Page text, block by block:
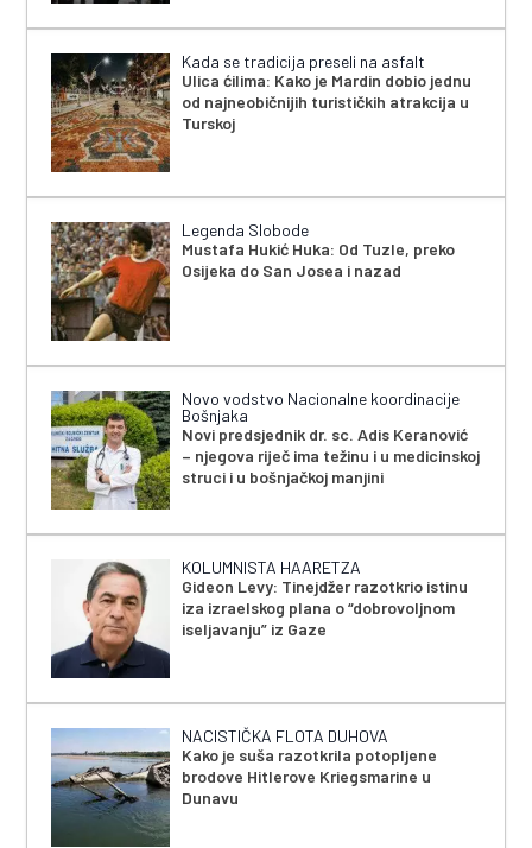
Kada se tradicija preseli na asfalt
Ulica ćilima: Kako je Mardin dobio jednu
od najneobičnijih turističkih atrakcija u
Turskoj
Legenda Slobode
Mustafa Hukić Huka: Od Tuzle, preko
Osijeka do San Josea i nazad
Novo vodstvo Nacionalne koordinacije
Bošnjaka
Novi predsjednik dr. sc. Adis Keranović
– njegova riječ ima težinu i u medicinskoj
struci i u bošnjačkoj manjini
KOLUMNISTA HAARETZA
Gideon Levy: Tinejdžer razotkrio istinu
iza izraelskog plana o “dobrovoljnom
iseljavanju” iz Gaze
NACISTIČKA FLOTA DUHOVA
Kako je suša razotkrila potopljene
brodove Hitlerove Kriegsmarine u
Dunavu